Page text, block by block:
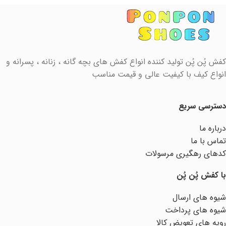
کفش پُن پُن تولید کننده انواع کفش های بچه گانه ، زنانه ، پسرانه و
انواع کیف با کیفیت عالی و قیمت مناسب
دسترسی سریع
درباره ما
تماس با ما
کدهای رهگیری مرسولات
با کفش پُن پُن
شیوه های ارسال
شیوه های پرداخت
رویه های تعویض کالا